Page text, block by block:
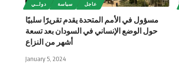
دولــي سياسة عاجل
مسؤول في الأمم المتحدة يقدم تقريرًا سلبيًا
حول الوضع الإنساني في السودان بعد تسعة
أشهر من النزاع
January 5, 2024